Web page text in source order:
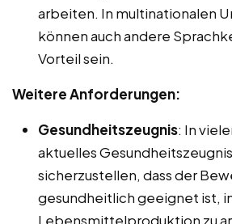
arbeiten. In multinationalen
können auch andere
Vorteil sein.
Weitere Anforderungen:
Gesundheitszeugnis: In
aktuelles
sicherzustellen, dass der
gesundheitlich geeignet ist,
Lebensmittelproduktion zu